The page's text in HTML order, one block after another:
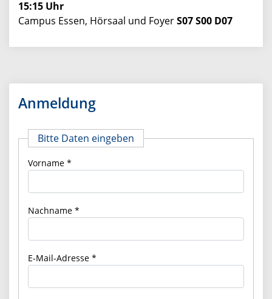
15:15 Uhr
Campus Essen, Hörsaal und FoyerS07 S00 D07
Bitte Daten eingeben
Vorname
Nachname
E-Mail-Adresse